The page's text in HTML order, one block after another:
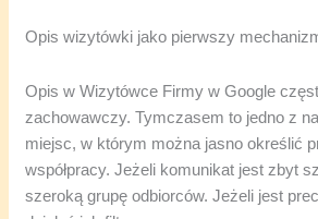
Opis wizytówki jako pierwszy
Opis w Wizytówce Firmy w Google
zachowawczy. Tymczasem to jedno z
miejsc, w którym można jasno określić
współpracy. Jeżeli komunikat jest zbyt
szeroką grupę odbiorców. Jeżeli jest